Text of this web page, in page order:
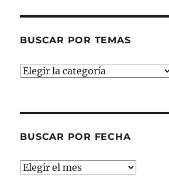
BUSCAR POR TEMAS
Buscar
BUSCAR POR FECHA
Buscar